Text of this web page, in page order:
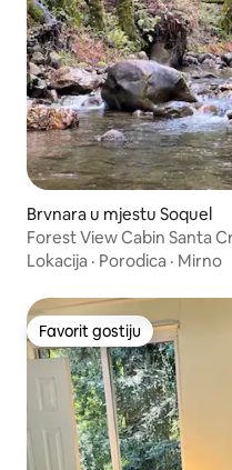
Brvnara u mjestu Soquel
Lokacija · Porodica · Mirno
Favorit gostiju
Favorit gostiju